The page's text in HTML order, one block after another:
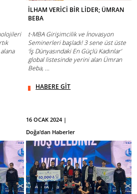
İLHAM VERİCİ BİR LİDER; ÜMRAN
BEBA
t-MBA Girişimcilik ve İnovasyon
Seminerleri başladı! 3 sene üst üste
‘İş Dünyasındaki En Güçlü Kadınlar’
global listesinde yerini alan Ümran
Beba, ...
HABERE GİT
16 OCAK 2024 |
Doğa'dan Haberler